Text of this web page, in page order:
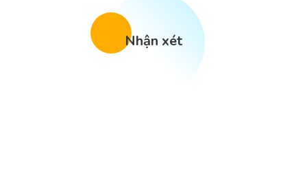
Nhận xét